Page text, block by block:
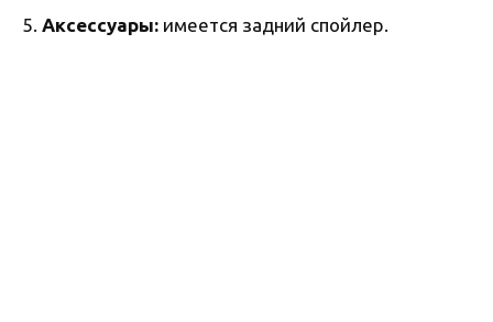
5. Аксессуары: имеется задний спойлер.